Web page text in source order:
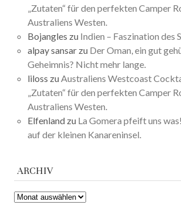
„Zutaten“ für den perfekten Camper
Australiens Westen.
Bojangles zu Indien – Faszination des
alpay sansar zu Der Oman, ein gut
Geheimnis? Nicht mehr lange.
liloss zuAustraliens Westcoast
„Zutaten“ für den perfekten Camper
Australiens Westen.
Elfenland zu La Gomera pfeift uns
auf der kleinen Kanareninsel.
ARCHIV
ARCHIV